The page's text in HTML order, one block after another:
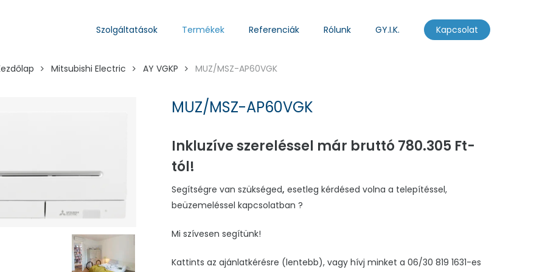
Szolgáltatások Termékek Referenciák Rólunk GY.I.K. Kapcsolat
Mitsubishi Electric AY VGKP MUZ/MSZ-AP60VGK
MUZ/MSZ-AP60VGK
Inkluzíve szereléssel már bruttó 780.305 Ft-
tól!
Segítségre van szükséged, esetleg kérdésed volna a telepítéssel,
beüzemeléssel kapcsolatban ?
Mi szívesen segítünk!
Kattints az ajánlatkérésre (lentebb), vagy hívj minket a 06/30 819 1631-es